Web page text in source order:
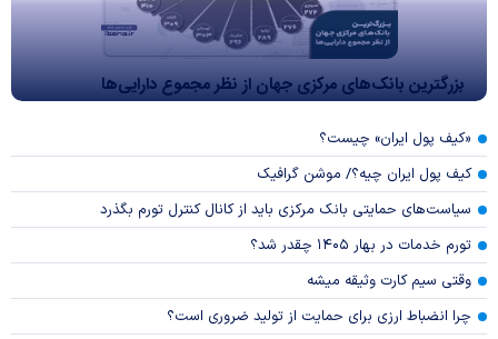
بزرگترین بانک‌های مرکزی جهان از نظر مجموع دارایی‌ها
«کیف پول ایران» چیست؟
کیف پول ایران چیه؟/ موشن گرافیک
سیاست‌های حمایتی بانک مرکزی باید از کانال کنترل تورم بگذرد
تورم خدمات در بهار ۱۴۰۵ چقدر شد؟
وقتی سیم کارت وثیقه میشه
چرا انضباط ارزی برای حمایت از تولید ضروری است؟